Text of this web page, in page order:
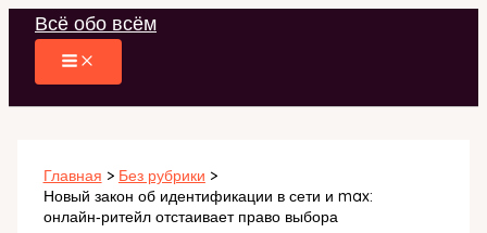
Перейти
содержимому
Всё обо всём
Главная
Без рубрики
Новый закон об идентификации в сети и max:
онлайн‑ритейл отстаивает право выбора